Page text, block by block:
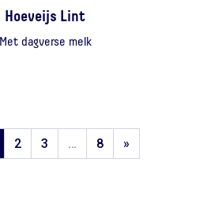
Hoeveijs Lint
Met dagverse melk
2 3 … 8 »